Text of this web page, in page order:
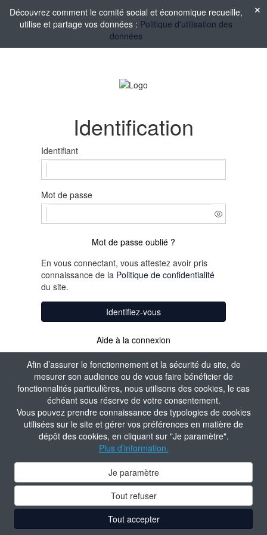
Afin d’assurer le fonctionnement et la sécurité du site, de
mesurer son audience ou de vous faire bénéficier de
fonctionnalités particulières, nous utilisons des cookies, le cas
échéant sous réserve de votre consentement.
Vous pouvez prendre connaissance des typologies de cookies
utilisées sur le site et gérer vos préférences en matière de
dépôt des cookies, en cliquant sur "Je paramètre".
Plus d'information.
Je paramètre
Tout refuser
Tout accepter
Découvrez comment le comité social et économique recueille,
utilise et partage vos données : Politique d'utilisation des
données
Identification
Identifiant
Mot de passe
Mot de passe oublié ?
En vous connectant, vous attestez avoir pris
connaissance de la Politique de confidentialité
du site.
Identifiez-vous
Aide à la connexion